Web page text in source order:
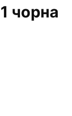
чорна